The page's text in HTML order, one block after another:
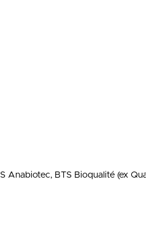
Anabiotec, BTS Bioqualité (ex